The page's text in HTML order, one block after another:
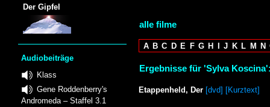
Der Gipfel
Audiobeiträge
Klass
Gene Roddenberry's
Andromeda – Staffel 3.1
alle filme
A B C D E F G H I J K L M N
Ergebnisse für 'Sylva
Etappenheld, Der [dvd] [Kurztext]